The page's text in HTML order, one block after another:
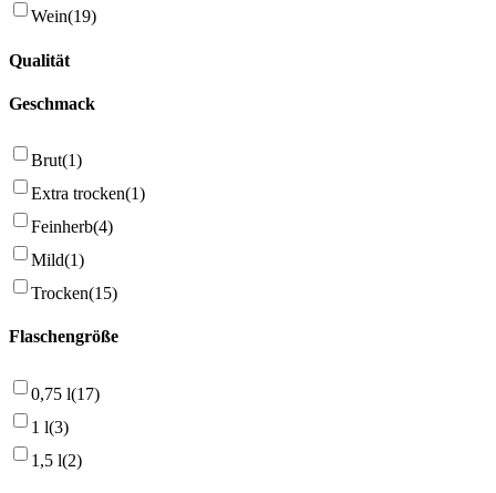
Wein(19)
Qualität
Geschmack
Brut(1)
Extra trocken(1)
Feinherb(4)
Mild(1)
Trocken(15)
Flaschengröße
0,75 l(17)
1 l(3)
1,5 l(2)